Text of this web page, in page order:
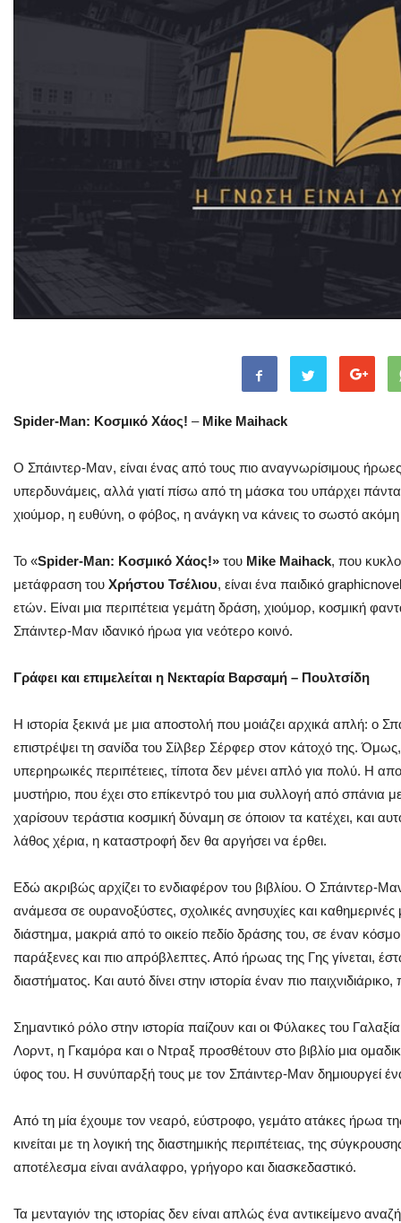
Spider-Man: Κοσμικό Χάος! – Mike Maihack
Ο Σπάιντερ-Μαν, είναι ένας από τους πιο αναγνωρίσιμους ήρωες
υπερδυνάμεις, αλλά γιατί πίσω από τη μάσκα του υπάρχει
χιούμορ, η ευθύνη, ο φόβος, η ανάγκη να κάνεις το σωστό
Το «Spider-Man: Κοσμικό Χάος!» του Mike Maihack, που
μετάφραση του Χρήστου Τσέλιου, είναι ένα παιδικό
ετών. Είναι μια περιπέτεια γεμάτη δράση, χιούμορ, κοσμική
Σπάιντερ-Μαν ιδανικό ήρωα για νεότερο κοινό.
Γράφει και επιμελείται η Νεκταρία Βαρσαμή – Πουλτσίδη
Η ιστορία ξεκινά με μια αποστολή που μοιάζει αρχικά απλή: ο
επιστρέψει τη σανίδα του Σίλβερ Σέρφερ στον κάτοχό της.
υπερηρωικές περιπέτειες, τίποτα δεν μένει απλό για πολύ. Η
μυστήριο, που έχει στο επίκεντρό του μια συλλογή από σπάνια
χαρίσουν τεράστια κοσμική δύναμη σε όποιον τα κατέχει, και
λάθος χέρια, η καταστροφή δεν θα αργήσει να έρθει.
Εδώ ακριβώς αρχίζει το ενδιαφέρον του βιβλίου. Ο Σπάιντερ-
ανάμεσα σε ουρανοξύστες, σχολικές ανησυχίες και καθημερινές
διάστημα, μακριά από το οικείο πεδίο δράσης του, σε έναν κόσμο
παράξενες και πιο απρόβλεπτες. Από ήρωας της Γης γίνεται,
διαστήματος. Και αυτό δίνει στην ιστορία έναν πιο
Σημαντικό ρόλο στην ιστορία παίζουν και οι Φύλακες του
Λορντ, η Γκαμόρα και ο Ντραξ προσθέτουν στο βιβλίο μια
ύφος του. Η συνύπαρξή τους με τον Σπάιντερ-Μαν δημιουργεί
Από τη μία έχουμε τον νεαρό, εύστροφο, γεμάτο ατάκες ήρωα
κινείται με τη λογική της διαστημικής περιπέτειας, της
αποτέλεσμα είναι ανάλαφρο, γρήγορο και διασκεδαστικό.
Τα μενταγιόν της ιστορίας δεν είναι απλώς ένα αντικείμενο